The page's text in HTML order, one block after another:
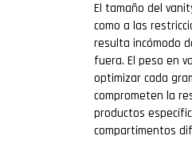
El tamaño del
como a las
resulta incómodo
fuera. El peso en
optimizar cada
comprometen la
productos
compartimentos